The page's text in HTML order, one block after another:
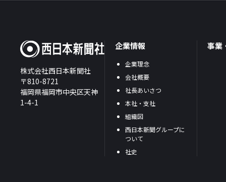
株式会社西日本新聞社
〒810-8721
福岡県福岡市中央区天神
1-4-1
企業情報
企業理念
会社概要
社長あいさつ
本社・支社
組織図
西日本新聞グループに
ついて
社史
事業